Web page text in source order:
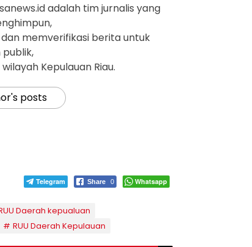
adalah tim jurnalis yang
memverifikasi berita untuk
Kepulauan Riau.
posts
Telegram Share 0 Whatsapp
Daerah kepualuan
RUU Daerah Kepulauan